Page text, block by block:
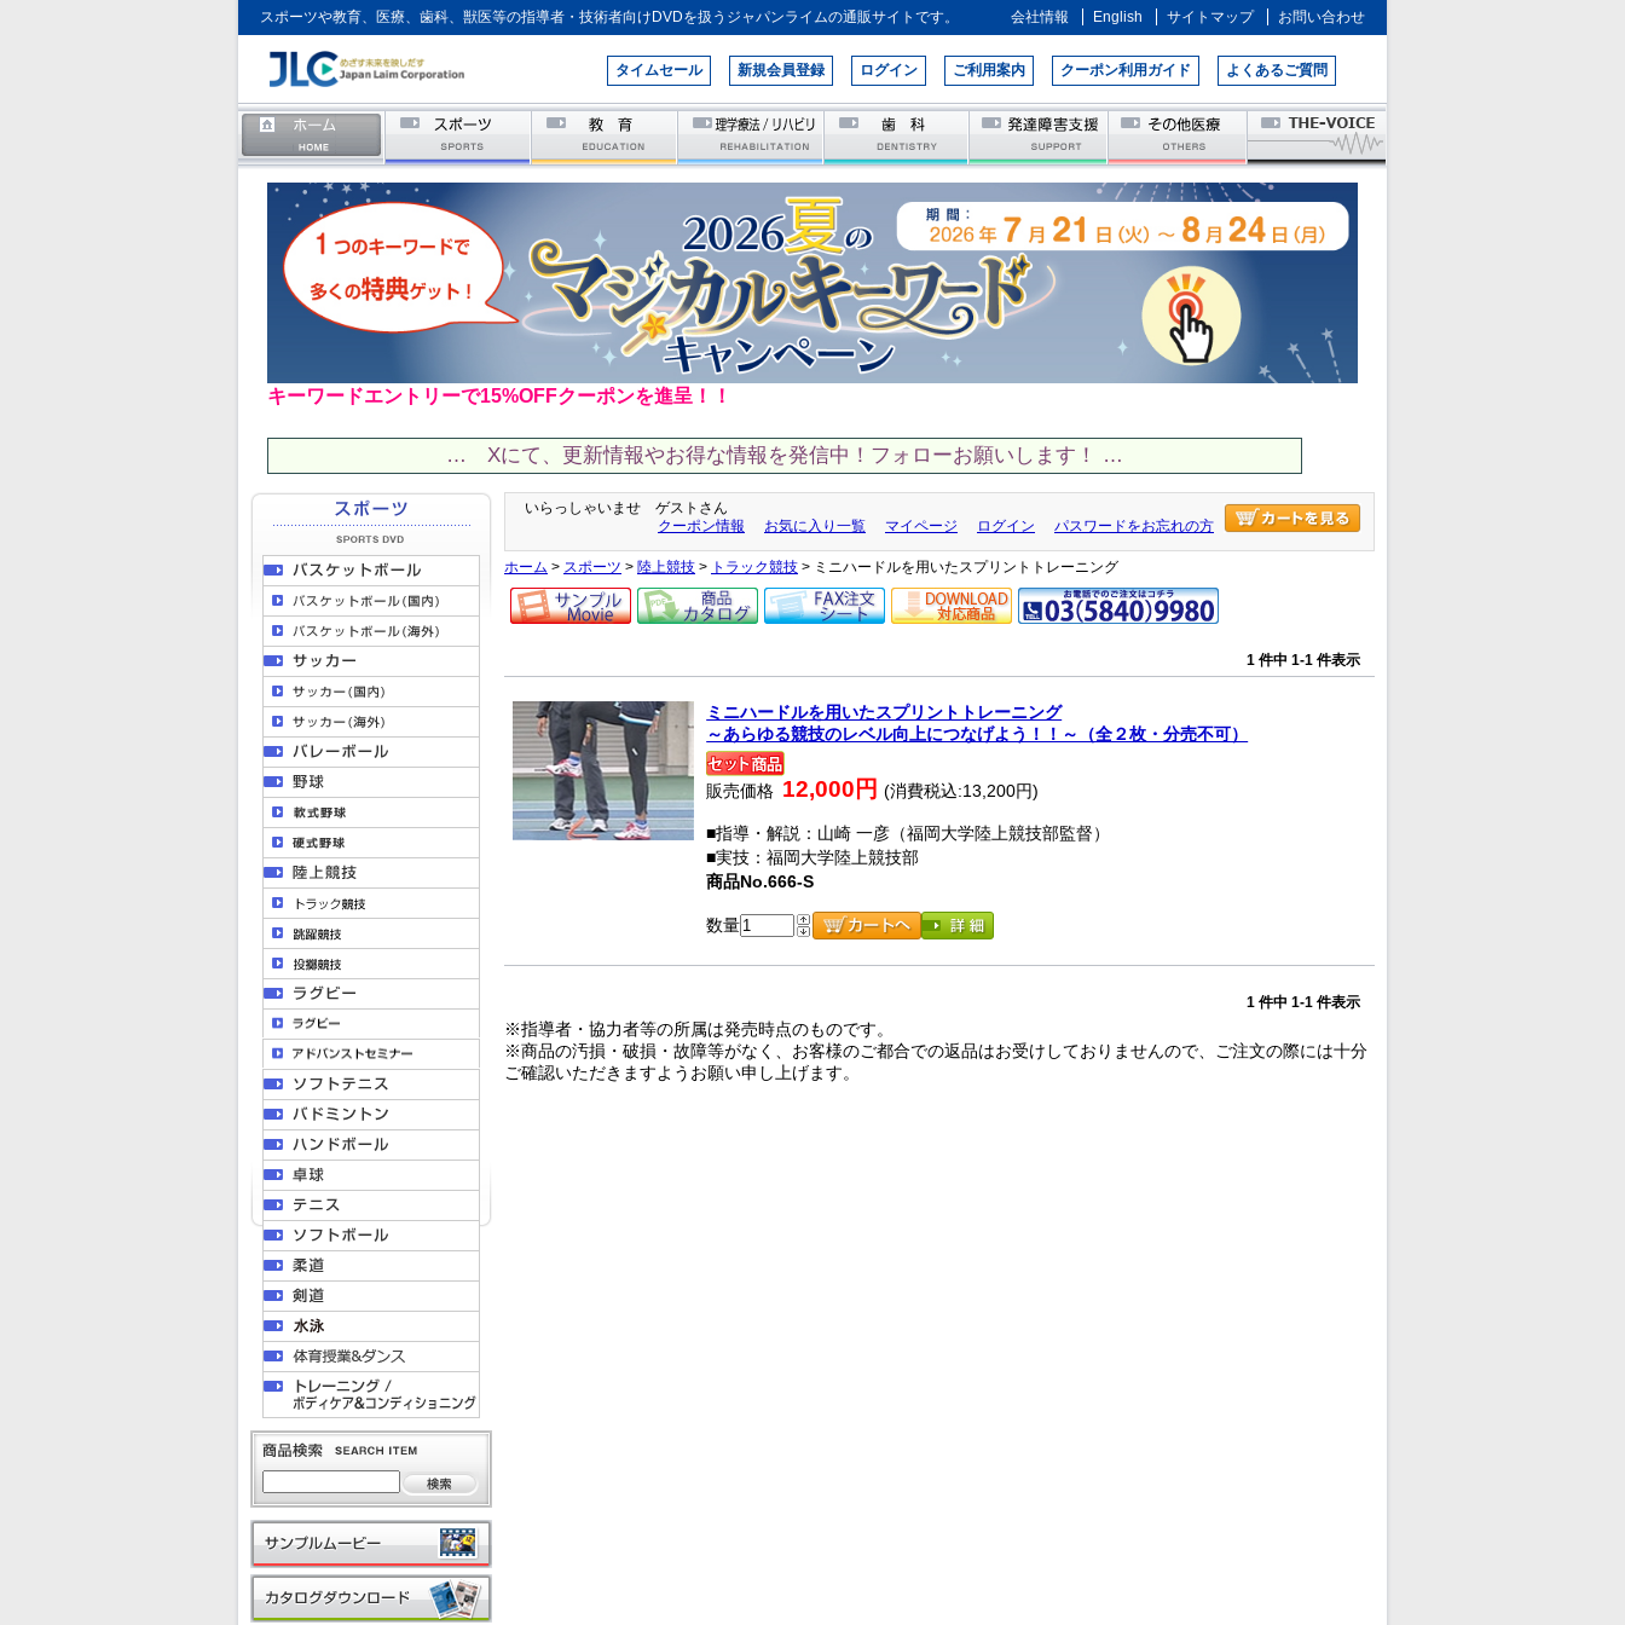
スポーツや教育、医療、歯科、獣医等の指導者・技術者向けDVDを扱うジャパンライムの通販サイトです。 会社情報 English サイトマップ お問い合わせ
タイムセール 新規会員登録 ログイン ご利用案内 クーポン利用ガイド よくあるご質問
キーワードエントリーで15%OFFクーポンを進呈！！
… Xにて、更新情報やお得な情報を発信中！フォローお願いします！ …
いらっしゃいませ ゲストさん
クーポン情報
お気に入り一覧 マイページ ログイン パスワードをお忘れの方
ホーム > スポーツ > 陸上競技 > トラック競技 > ミニハードルを用いたスプリントトレーニング
1 件中 1-1 件表示
ミニハードルを用いたスプリントトレーニング
～あらゆる競技のレベル向上につなげよう！！～（全２枚・分売不可）
販売価格 12,000円 (消費税込:13,200円)
■指導・解説：山崎 一彦（福岡大学陸上競技部監督）
■実技：福岡大学陸上競技部
商品No.666-S
数量
1 件中 1-1 件表示
※指導者・協力者等の所属は発売時点のものです。
※商品の汚損・破損・故障等がなく、お客様のご都合での返品はお受けしておりませんので、ご注文の際には十分
ご確認いただきますようお願い申し上げます。